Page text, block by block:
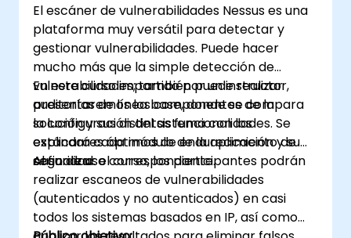
El escáner de vulnerabilidades Nessus es una
plataforma muy versátil para detectar y
gestionar vulnerabilidades. Puede hacer
mucho más que la simple detección de
vulnerabilidades; también puede realizar
auditorías de línea base, donde se compara
la configuración del sistema con los
estándares óptimos de endurecimiento de
seguridad.
En este curso impartido por un instructor,
presentaremos los componentes de la
solución y sus distintas funcionalidades. Se
explicará cada módulo de la aplicación y su
caso de uso correspondiente.
Al finalizar el curso, los participantes podrán
realizar escaneos de vulnerabilidades
(autenticados y no autenticados) en casi
todos los sistemas basados en IP, así como